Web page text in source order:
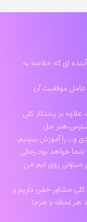
ای که خلاصه به
عامل موفقیت آن
بر پشتکار کلی
حل
و… را آموزش ببینیم.
شما خواهد بود.زمانی
میتونی روی تیم من
مشاور خفن داریم و
هر لحظه و هرجا